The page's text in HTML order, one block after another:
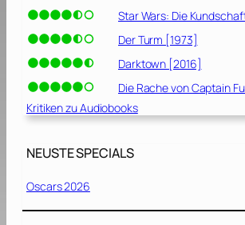
Star Wars: Die
Der Turm [1973]
Darktown [2016]
Die Rache von Captain
Kritiken zu Audiobooks
NEUSTE SPECIALS
Oscars 2026